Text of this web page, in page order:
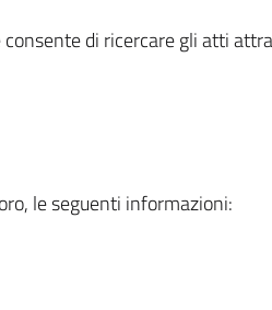
di ricercare gli atti
le seguenti informazioni: